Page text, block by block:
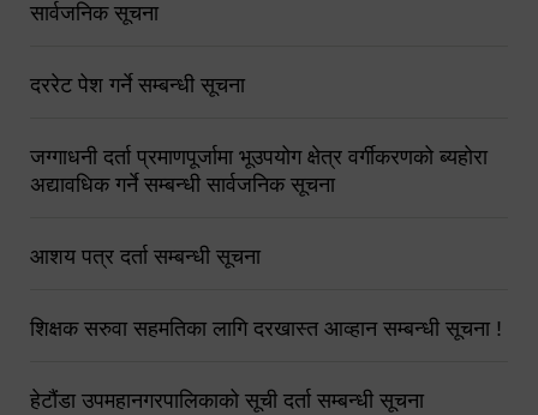
सार्वजनिक सूचना
दररेट पेश गर्ने सम्बन्धी सूचना
जग्गाधनी दर्ता प्रमाणपूर्जामा भूउपयोग क्षेत्र वर्गीकरणको ब्यहोरा
अद्यावधिक गर्ने सम्बन्धी सार्वजनिक सूचना
आशय पत्र दर्ता सम्बन्धी सूचना
शिक्षक सरुवा सहमतिका लागि दरखास्त आव्हान सम्बन्धी सूचना !
हेटौंडा उपमहानगरपालिकाको सूची दर्ता सम्बन्धी सूचना